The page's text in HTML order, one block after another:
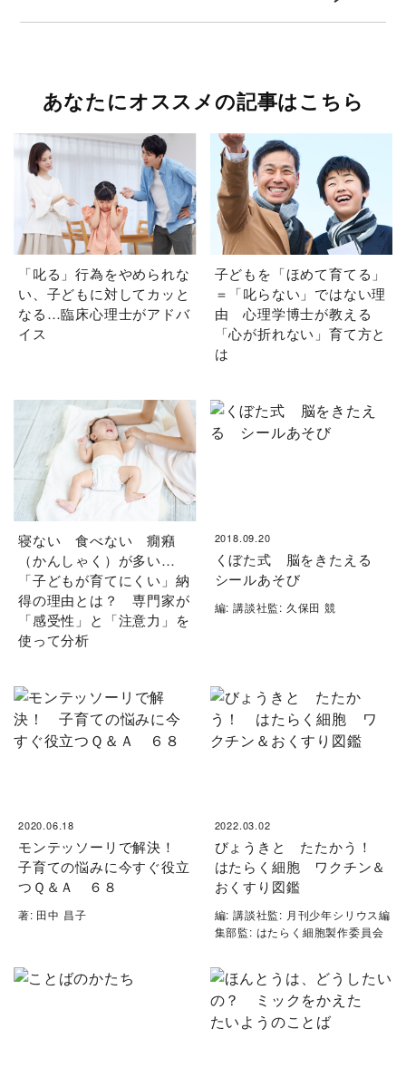
あなたにオススメの記事はこちら
「叱る」行為をやめられな
い、子どもに対してカッと
なる…臨床心理士がアドバ
イス
子どもを「ほめて育てる」
＝「叱らない」ではない理
由 心理学博士が教える
「心が折れない」育て方と
は
寝ない 食べない 癇癪
（かんしゃく）が多い…
「子どもが育てにくい」納
得の理由とは？ 専門家が
「感受性」と「注意力」を
使って分析
2018.09.20
くぼた式 脳をきたえる
シールあそび
編: 講談社監: 久保田 競
2020.06.18
モンテッソーリで解決！
子育ての悩みに今すぐ役立
つＱ＆Ａ ６８
著: 田中 昌子
2022.03.02
びょうきと たたかう！
はたらく細胞 ワクチン＆
おくすり図鑑
編: 講談社監: 月刊少年シリウス編
集部監: はたらく細胞製作委員会